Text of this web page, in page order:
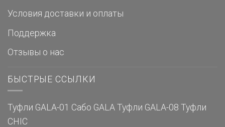
Условия доставки и оплаты
Поддержка
Отзывы о нас
БЫСТРЫЕ ССЫЛКИ
Туфли GALA-01 Сабо GALA Туфли GALA-08 Туфли
CHIC